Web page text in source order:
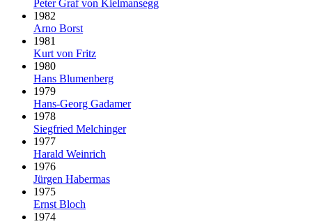
Peter Graf von Kielmansegg
1982
Arno Borst
1981
Kurt von Fritz
1980
Hans Blumenberg
1979
Hans-Georg Gadamer
1978
Siegfried Melchinger
1977
Harald Weinrich
1976
Jürgen Habermas
1975
Ernst Bloch
1974